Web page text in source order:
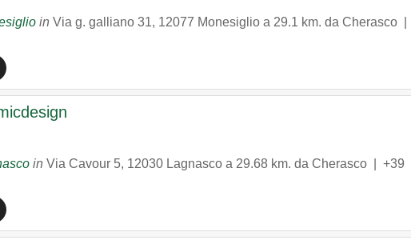
in Via g. galliano 31, 12077 Monesiglio a 29.1 km. da Cherasco |
in Via Cavour 5, 12030 Lagnasco a 29.68 km. da Cherasco | +39